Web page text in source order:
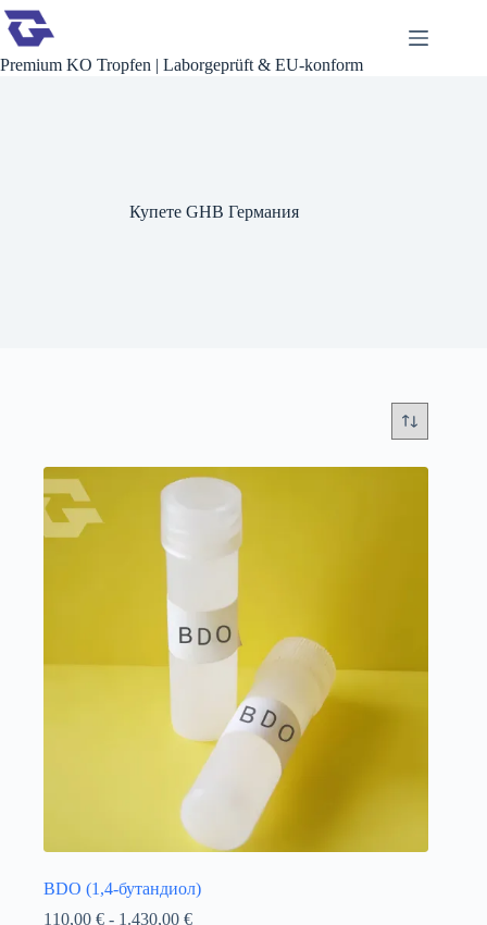
Преминаване
към
съдържанието
Premium KO Tropfen | Laborgeprüft & EU-konform
Купете GHB Германия
BDO (1,4-бутандиол)
110,00 € - 1.430,00 €Ценови